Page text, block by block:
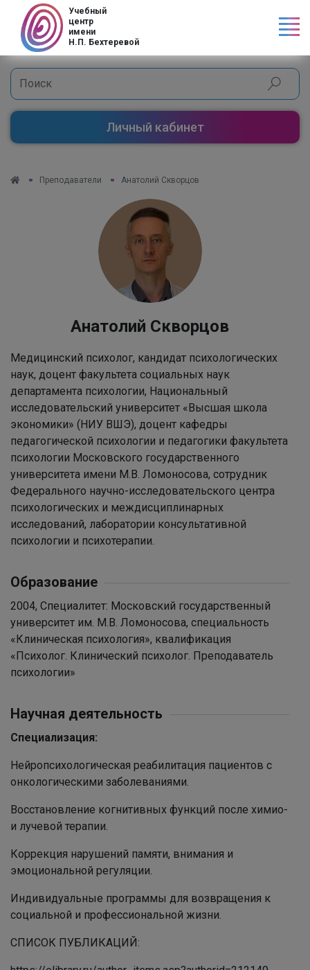
Учебный
центр
имени
Н.П. Бехтеревой
Личный кабинет
Преподаватели Анатолий Скворцов
Анатолий Скворцов
Медицинский психолог, кандидат психологических
наук, доцент факультета социальных наук
департамента психологии, Национальный
исследовательский университет «Высшая школа
экономики» (НИУ ВШЭ), доцент кафедры
педагогической психологии и педагогики факультета
психологии Московского государственного
университета имени М.В. Ломоносова, сотрудник
Федерального научно-исследовательского центра
психологических и междисциплинарных
исследований, лаборатории консультативной
психологии и психотерапии.
Образование
2004, Специалитет: Московский государственный
университет им. М.В. Ломоносова, специальность
«Клиническая психология», квалификация
«Психолог. Клинический психолог. Преподаватель
психологии»
Научная деятельность
Специализация:
Нейропсихологическая реабилитация пациентов с
онкологическими заболеваниями.
Восстановление когнитивных функций после химио-
и лучевой терапии.
Коррекция нарушений памяти, внимания и
эмоциональной регуляции.
Индивидуальные программы для возвращения к
социальной и профессиональной жизни.
СПИСОК ПУБЛИКАЦИЙ: